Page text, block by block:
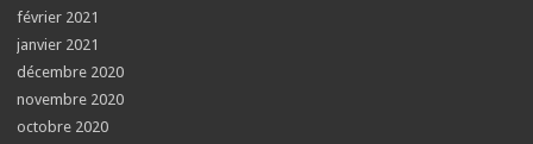
février 2021
janvier 2021
décembre 2020
novembre 2020
octobre 2020